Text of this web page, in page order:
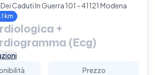
Caduti In Guerra 101 - 41121 Modena
km
+
(Ecg)
Prezzo